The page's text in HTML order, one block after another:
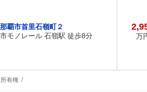
覇市首里石嶺町２
モノレール 石嶺駅 徒歩8分
万
所有権